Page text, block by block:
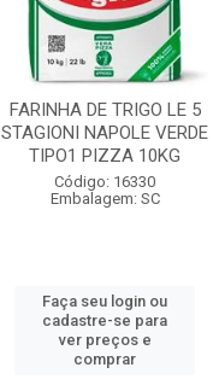
FARINHA DE TRIGO LE 5
STAGIONI NAPOLE VERDE
TIPO1 PIZZA 10KG
Código: 16330
Embalagem: SC
Faça seu login ou
cadastre-se para
ver preços e
comprar